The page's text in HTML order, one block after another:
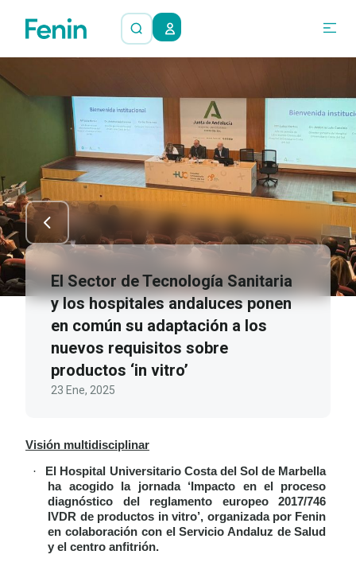
El Sector de Tecnología Sanitaria
y los hospitales andaluces ponen
en común su adaptación a los
nuevos requisitos sobre
productos ‘in vitro’
23 Ene, 2025
Visión multidisciplinar
·
El Hospital Universitario Costa del Sol de Marbella
ha acogido la jornada ‘Impacto en el proceso
diagnóstico del reglamento europeo 2017/746
IVDR de productos in vitro’, organizada por Fenin
en colaboración con el Servicio Andaluz de Salud
y el centro anfitrión.